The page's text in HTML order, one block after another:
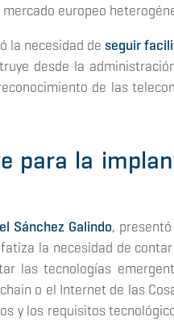
europeo
la necesidad deseguir
desde la
de las
para la
Sánchez Galindo,
la necesidad de
las tecnologías
o el Internet de las
y los requisitos